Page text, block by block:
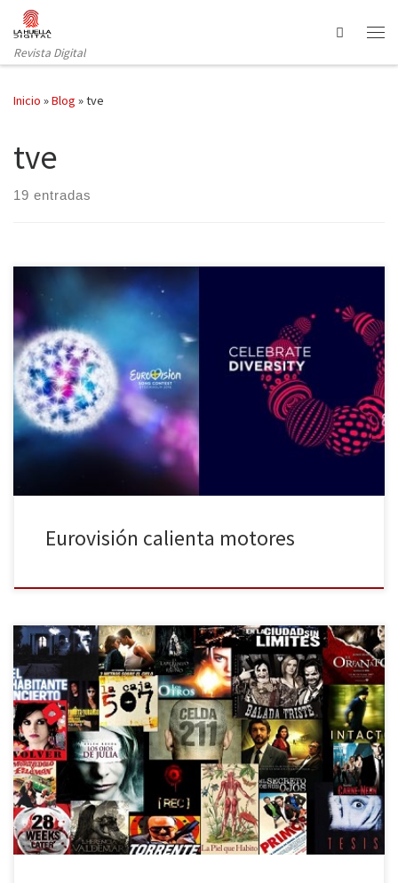
Saltar al contenido
Revista Digital
Search
Inicio »Blog »tve
tve
19 entradas
Se acerca la cita anual con el festival de Eurovisión, que como
siempre se celebrará en Mayo (entre el 10 y el 13 concretamente).
En esta ocasión será en Ucrania tras su victoria in extremis sobre
Rusia, con el polémico nuevo sistema de votación en el que se
daban todos […]
Eurovisión calienta motores
Desde hace varios años España está inmersa en una crisis
económica que también afecta al resto del mundo. Es curioso que
ya mucho antes, desde la década de los 90 esta misma palabra se
utilizara para referirse a un sector en concreto de la sociedad
española: el cine. Desde innumerables […]